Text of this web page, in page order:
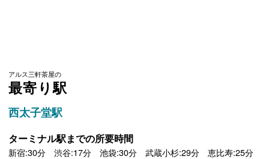
アルス三軒茶屋の
最寄り駅
西太子堂駅
ターミナル駅までの所要時間
新宿:30分 渋谷:17分 池袋:30分 武蔵小杉:29分 恵比寿:25分